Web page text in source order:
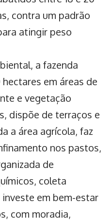
contra um padrão
atingir peso
a fazenda
em áreas de
e vegetação
dispõe de terraços e
a área agrícola, faz
nos pastos,
de
coleta
em bem-estar
com moradia,